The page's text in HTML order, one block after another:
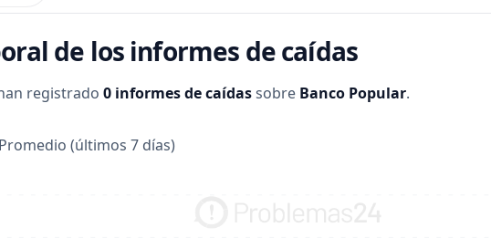
de los informes de caídas
registrado 0 informes de caídassobre Banco Popular.
Promedio (últimos 7 días)